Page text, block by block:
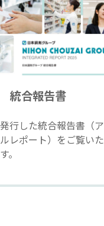
統合報告書
行した統合報告書（ア
レポート）をご覧いた
。